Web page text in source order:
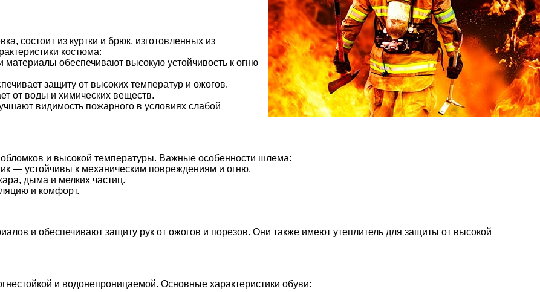
состоит из куртки и брюк, изготовленных из
костюма:
обеспечивают высокую устойчивость к огню
защиту от высоких температур и ожогов.
от воды и химических веществ.
видимость пожарного в условиях слабой
и высокой температуры. Важные особенности шлема:
— устойчивы к механическим повреждениям и огню.
дыма и мелких частиц.
и комфорт.
и обеспечивают защиту рук от ожогов и порезов. Они также имеют утеплитель для защиты от высокой
и водонепроницаемой. Основные характеристики обуви: